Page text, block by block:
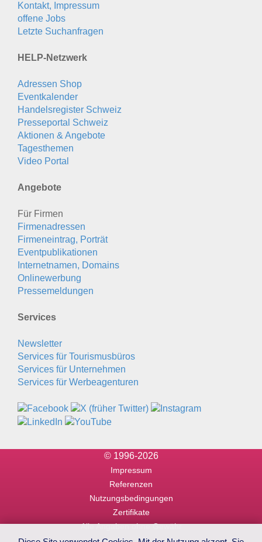
Kontakt, Impressum
offene Jobs
Letzte Suchanfragen
HELP-Netzwerk
Adressen Shop
Eventkalender
Handelsregister Schweiz
Presseportal Schweiz
Aktionen & Angebote
Tagesthemen
Video Portal
Angebote
Für Firmen
Firmenadressen
Firmeneintrag, Porträt
Eventpublikationen
Internetnamen, Domains
Onlinewerbung
Pressemeldungen
Services
Newsletter
Services für Tourismusbüros
Services für Unternehmen
Services für Werbeagenturen
© 1996-2026
Impressum
Referenzen
Nutzungsbedingungen
Zertifikate
Alle Angaben ohne Gewähr